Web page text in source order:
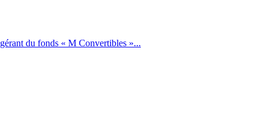
du fonds « M Convertibles »...